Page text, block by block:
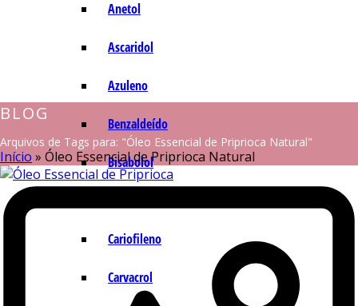
Anetol
Ascaridol
Azuleno
Benzaldeído
Bisabolol
Cariofileno
Carvacrol
BLOG
Arquivos de Tags para: "Óleo Essencial de Priprioca Natural"
Início » Óleo Essencial de Priprioca Natural